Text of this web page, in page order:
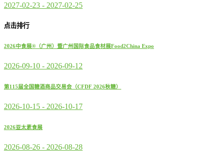
2027-02-23 - 2027-02-25
点击排行
2026中食展®（广州）暨广州国际食品食材展Food2China Expo
2026-09-10 - 2026-09-12
第115届全国糖酒商品交易会（CFDF 2026秋糖）
2026-10-15 - 2026-10-17
2026亚太素食展
2026-08-26 - 2026-08-28